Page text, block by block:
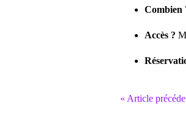
Combien
Accès ?
« Article